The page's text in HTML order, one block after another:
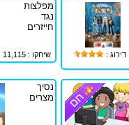
דירוג :
מפלצות
נגד
חייזרים
שיחקו : 11,115
נסיך
מצרים